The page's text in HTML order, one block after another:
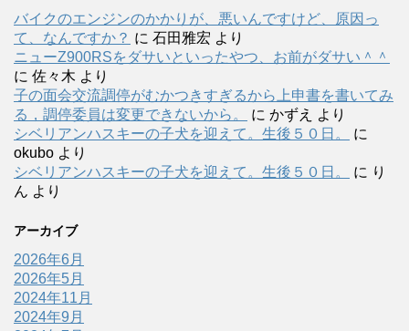
バイクのエンジンのかかりが、悪いんですけど、原因っ
て、なんですか？ に 石田雅宏 より
ニューZ900RSをダサいといったやつ、お前がダサい＾＾
に 佐々木 より
子の面会交流調停がむかつきすぎるから上申書を書いてみ
る，調停委員は変更できないから。
に かずえ
より
シベリアンハスキーの子犬を迎えて。生後５０日。
に
okubo より
シベリアンハスキーの子犬を迎えて。生後５０日。
に り
ん より
アーカイブ
2026年6月
2026年5月
2024年11月
2024年9月